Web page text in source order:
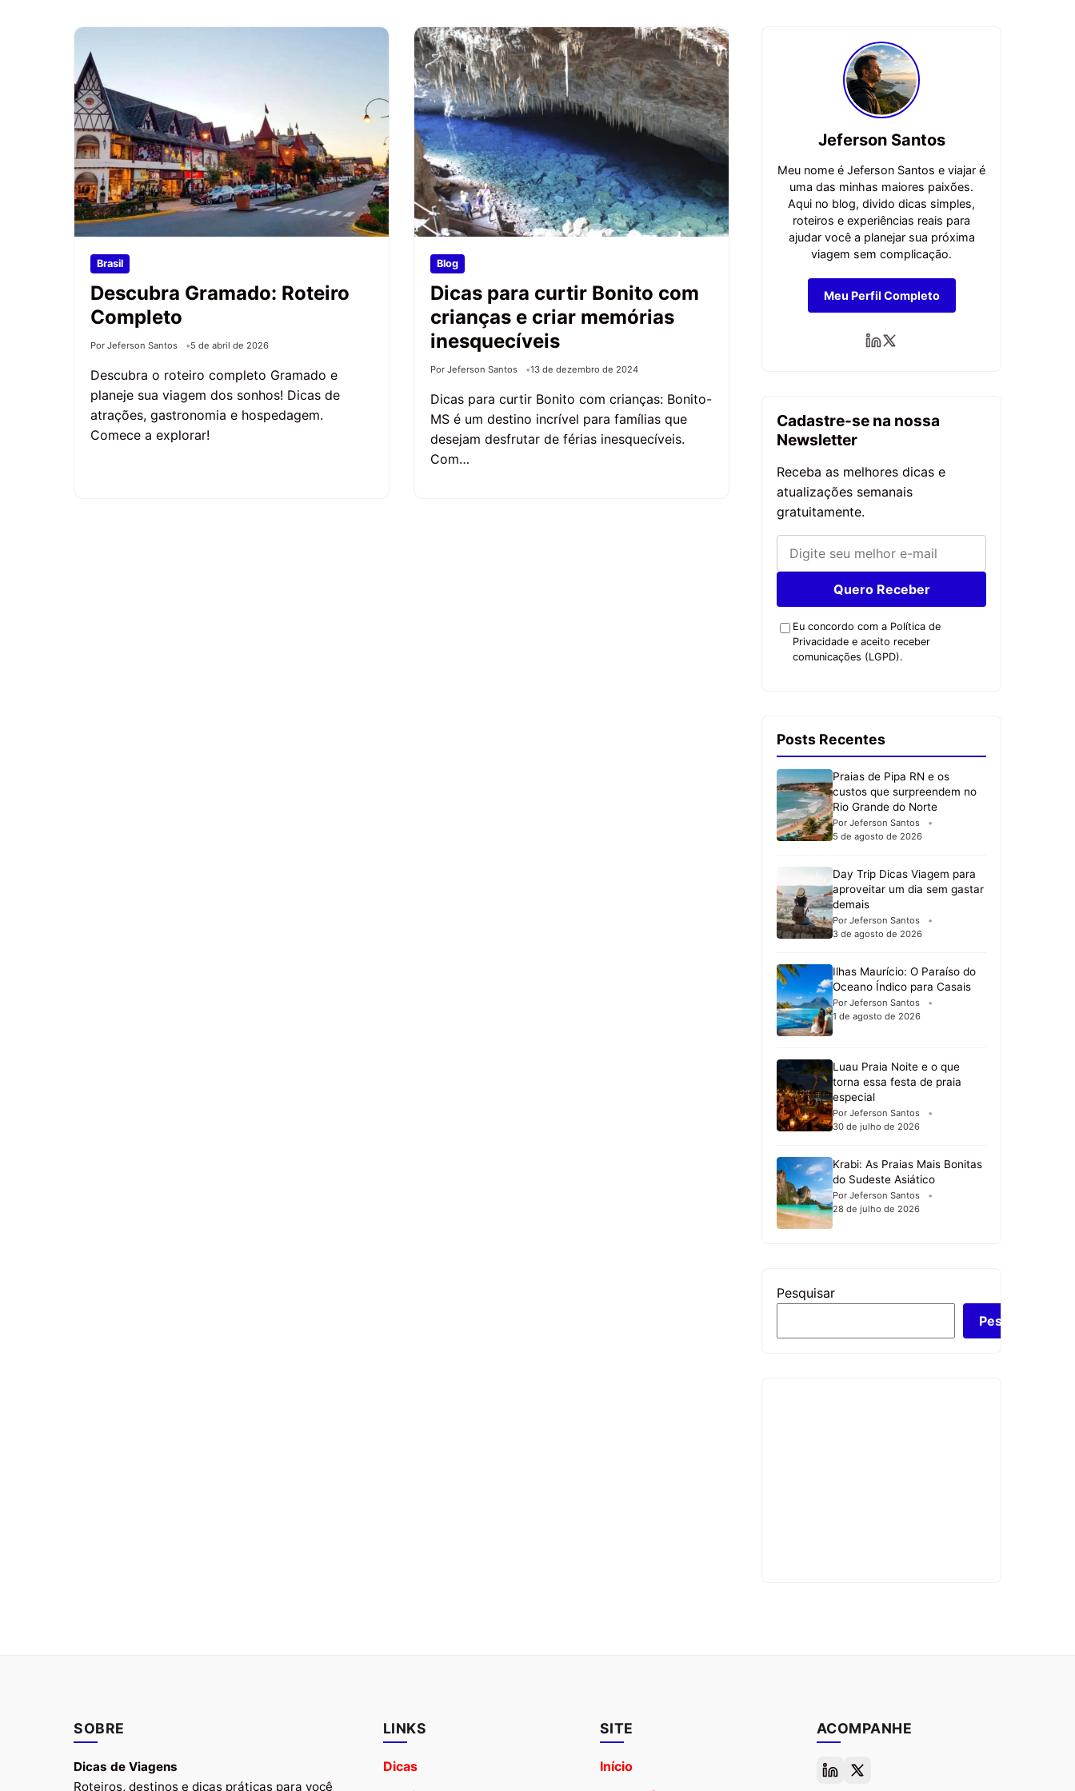
Brasil
Descubra Gramado: Roteiro
Completo
Por Jeferson Santos 5 de abril de 2026
Descubra o roteiro completo Gramado e
planeje sua viagem dos sonhos! Dicas de
atrações, gastronomia e hospedagem.
Comece a explorar!
Blog
Dicas para curtir Bonito com
crianças e criar memórias
inesquecíveis
Por Jeferson Santos 13 de dezembro de 2024
Dicas para curtir Bonito com crianças: Bonito-
MS é um destino incrível para famílias que
desejam desfrutar de férias inesquecíveis.
Com…
Jeferson Santos
Meu nome é Jeferson Santos e viajar é
uma das minhas maiores paixões.
Aqui no blog, divido dicas simples,
roteiros e experiências reais para
ajudar você a planejar sua próxima
viagem sem complicação.
Meu Perfil Completo
Cadastre-se na nossa
Newsletter
Receba as melhores dicas e
atualizações semanais
gratuitamente.
Quero Receber
Eu concordo com a Política de
Privacidade e aceito receber
comunicações (LGPD).
Posts Recentes
Praias de Pipa RN e os
custos que surpreendem no
Rio Grande do Norte
Por Jeferson Santos
5 de agosto de 2026
Day Trip Dicas Viagem para
aproveitar um dia sem gastar
demais
Por Jeferson Santos
3 de agosto de 2026
Ilhas Maurício: O Paraíso do
Oceano Índico para Casais
Por Jeferson Santos
1 de agosto de 2026
Luau Praia Noite e o que
torna essa festa de praia
especial
Por Jeferson Santos
30 de julho de 2026
Krabi: As Praias Mais Bonitas
do Sudeste Asiático
Por Jeferson Santos
28 de julho de 2026
Pesquisar
Pesquisar
SOBRE
Dicas de Viagens
Roteiros, destinos e dicas práticas para você
LINKS
Dicas
SITE
Início
ACOMPANHE